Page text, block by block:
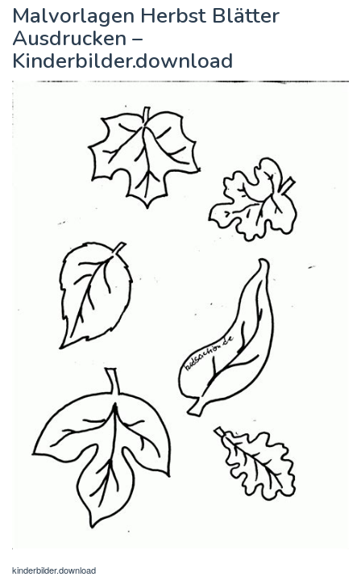
Malvorlagen Herbst Blätter
Ausdrucken –
Kinderbilder.download
kinderbilder.download